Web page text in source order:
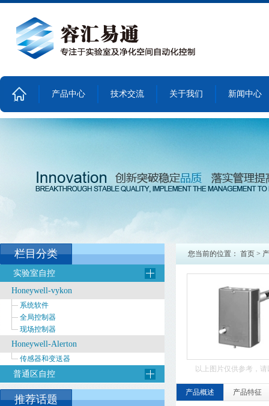
产品中心 技术交流 关于我们 新闻中心
您当前的位置： 首页 >
以上图片仅供参考，
产品概述 产品特征
栏目分类
实验室自控
Honeywell-vykon
系统软件
全局控制器
现场控制器
Honeywell-Alerton
传感器和变送器
普通区自控
推荐话题